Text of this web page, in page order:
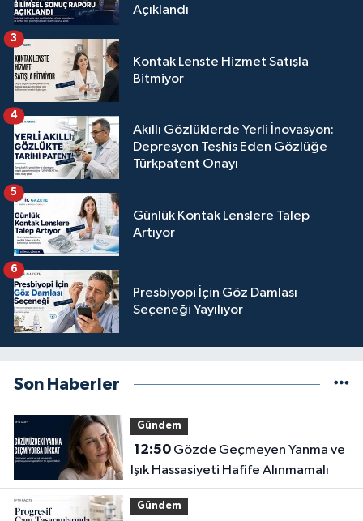
Açıklandı
Kontak Lenste Hizmet Satışla
Bitmiyor
3
Akıllı Gözlüklerde Yerli İnovasyon:
Depresyon Teşhis Eden Gözlüğe
Türkpatent Onayı
4
Günlük Kontak Lenslere Talep
Artıyor
5
Presbiyopi İçin Göz Damlası
Seçeneği Yayılıyor
6
Son Haberler
Gündem
12:50Gözde Geçmeyen Yanma ve
Işık Hassasiyeti Hafife Alınmamalı
Gündem